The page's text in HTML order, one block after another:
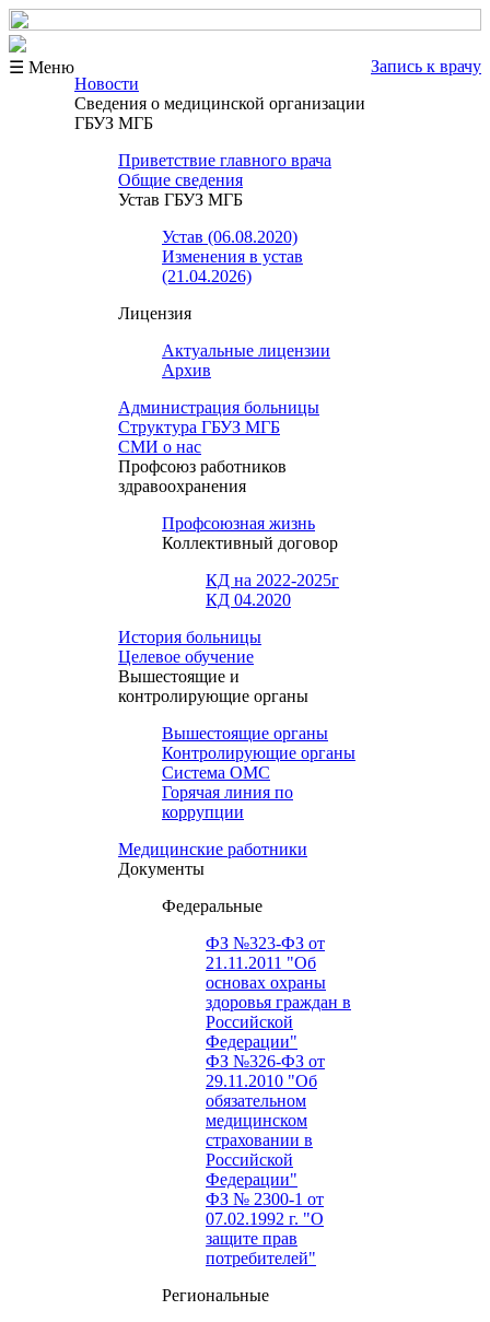
☰ Меню
Запись к врачу
Новости
Сведения о медицинской организации
ГБУЗ МГБ
Приветствие главного врача
Общие сведения
Устав ГБУЗ МГБ
Устав (06.08.2020)
Изменения в устав
(21.04.2026)
Лицензия
Актуальные лицензии
Архив
Администрация больницы
Структура ГБУЗ МГБ
СМИ о нас
Профсоюз работников
здравоохранения
Профсоюзная жизнь
Коллективный договор
КД на 2022-2025г
КД 04.2020
История больницы
Целевое обучение
Вышестоящие и
контролирующие органы
Вышестоящие органы
Контролирующие органы
Система ОМС
Горячая линия по
коррупции
Медицинские работники
Документы
Федеральные
ФЗ №323-ФЗ от
21.11.2011 "Об
основах охраны
здоровья граждан в
Российской
Федерации"
ФЗ №326-ФЗ от
29.11.2010 "Об
обязательном
медицинском
страховании в
Российской
Федерации"
ФЗ № 2300-1 от
07.02.1992 г. "О
защите прав
потребителей"
Региональные